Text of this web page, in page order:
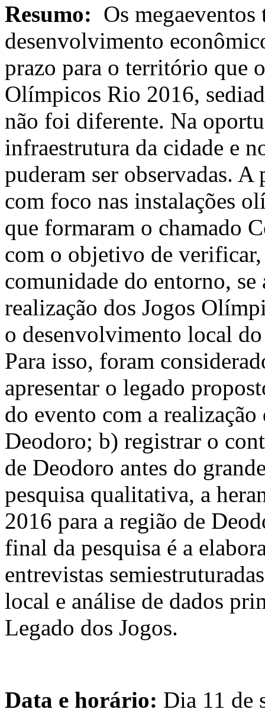
Resumo: Os
desenvolvimento
prazo para o território que
Olímpicos Rio 2016,
não foi diferente. Na
infraestrutura da cidade e
puderam ser observadas.
com foco nas instalações
que formaram o chamado
com o objetivo de
comunidade do entorno, se
realização dos Jogos
o desenvolvimento local
Para isso, foram
apresentar o legado
do evento com a
Deodoro; b) registrar o
de Deodoro antes do
pesquisa qualitativa, a
2016 para a região de
final da pesquisa é a
entrevistas
local e análise de dados
Legado dos Jogos.
Data e horário: Dia 11 de